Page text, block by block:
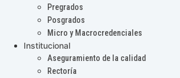
Pregrados
Posgrados
Micro y Macrocredenciales
Institucional
Aseguramiento de la calidad
Rectoría